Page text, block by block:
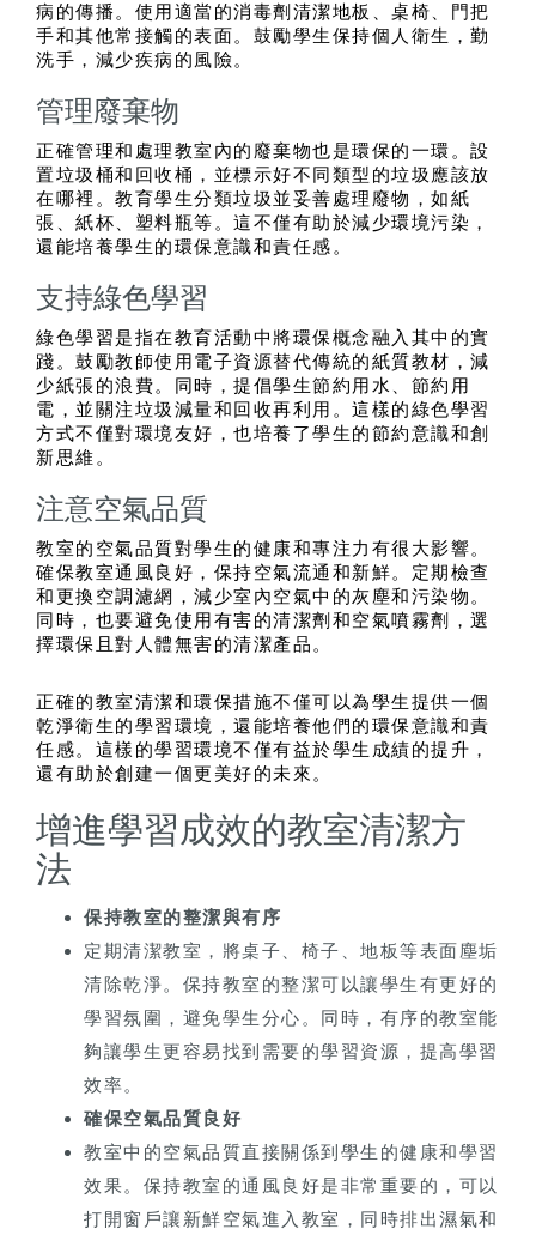
病的傳播。使用適當的消毒劑清潔地板、桌椅、門把
手和其他常接觸的表面。鼓勵學生保持個人衛生，勤
洗手，減少疾病的風險。
管理廢棄物
正確管理和處理教室內的廢棄物也是環保的一環。設
置垃圾桶和回收桶，並標示好不同類型的垃圾應該放
在哪裡。教育學生分類垃圾並妥善處理廢物，如紙
張、紙杯、塑料瓶等。這不僅有助於減少環境污染，
還能培養學生的環保意識和責任感。
支持綠色學習
綠色學習是指在教育活動中將環保概念融入其中的實
踐。鼓勵教師使用電子資源替代傳統的紙質教材，減
少紙張的浪費。同時，提倡學生節約用水、節約用
電，並關注垃圾減量和回收再利用。這樣的綠色學習
方式不僅對環境友好，也培養了學生的節約意識和創
新思維。
注意空氣品質
教室的空氣品質對學生的健康和專注力有很大影響。
確保教室通風良好，保持空氣流通和新鮮。定期檢查
和更換空調濾網，減少室內空氣中的灰塵和污染物。
同時，也要避免使用有害的清潔劑和空氣噴霧劑，選
擇環保且對人體無害的清潔產品。
正確的教室清潔和環保措施不僅可以為學生提供一個
乾淨衛生的學習環境，還能培養他們的環保意識和責
任感。這樣的學習環境不僅有益於學生成績的提升，
還有助於創建一個更美好的未來。
增進學習成效的教室清潔方
法
保持教室的整潔與有序
定期清潔教室，將桌子、椅子、地板等表面塵垢
清除乾淨。保持教室的整潔可以讓學生有更好的
學習氛圍，避免學生分心。同時，有序的教室能
夠讓學生更容易找到需要的學習資源，提高學習
效率。
確保空氣品質良好
教室中的空氣品質直接關係到學生的健康和學習
效果。保持教室的通風良好是非常重要的，可以
打開窗戶讓新鮮空氣進入教室，同時排出濕氣和